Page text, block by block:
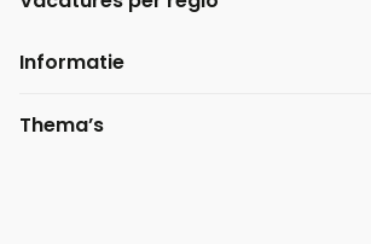
Informatie
Thema’s